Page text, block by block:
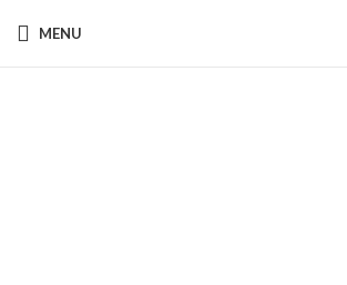
MENU